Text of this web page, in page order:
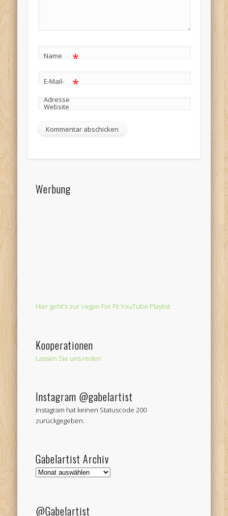
Name *
E-Mail-
Adresse
*
Website
Werbung
Hier geht's zur Vegan For Fit YouTube Playlist
Kooperationen
Lassen Sie uns reden
Instagram @gabelartist
Instagram hat keinen Statuscode 200
zurückgegeben.
Gabelartist Archiv
Gabelartist
@Gabelartist